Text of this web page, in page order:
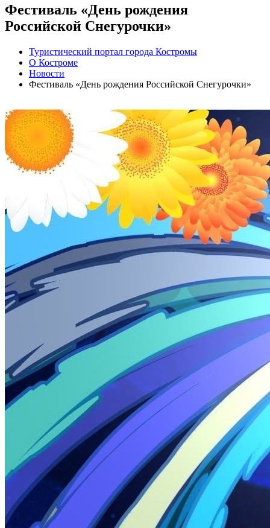
Фестиваль «День рождения
Российской Снегурочки»
Туристический портал города Костромы
О Костроме
Новости
Фестиваль «День рождения Российской Снегурочки»